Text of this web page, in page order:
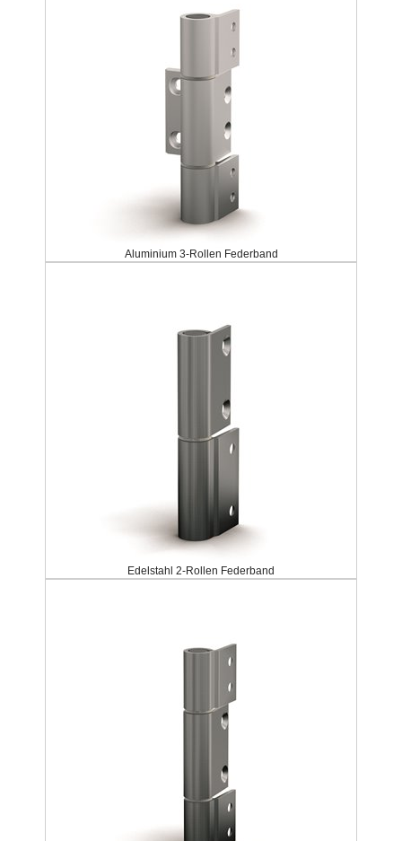
Aluminium 3-Rollen Federband
Edelstahl 2-Rollen Federband